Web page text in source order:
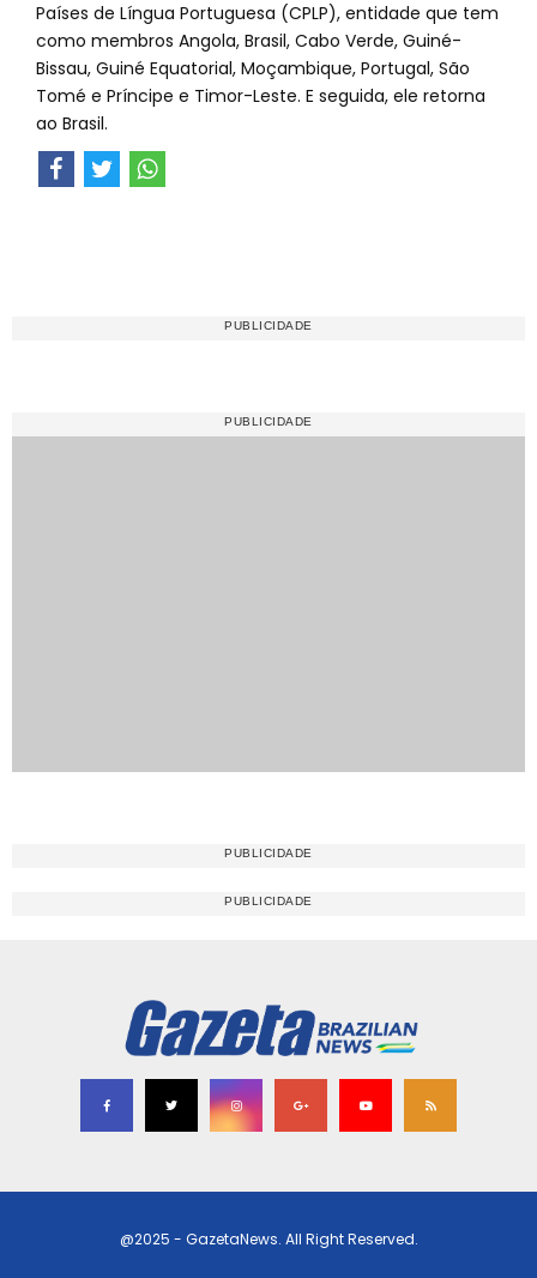
Países de Língua Portuguesa (CPLP), entidade que tem
como membros Angola, Brasil, Cabo Verde, Guiné-
Bissau, Guiné Equatorial, Moçambique, Portugal, São
Tomé e Príncipe e Timor-Leste. E seguida, ele retorna
ao Brasil.
@2025 - GazetaNews. All Right Reserved.